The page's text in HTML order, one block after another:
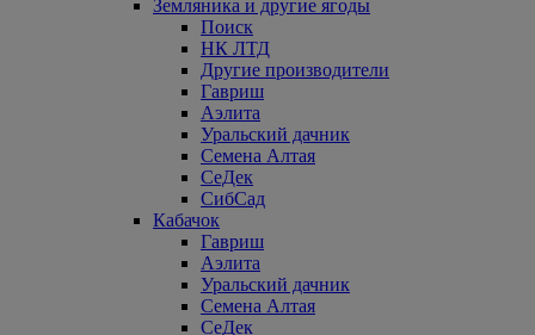
Земляника и другие ягоды
Поиск
НК ЛТД
Другие производители
Гавриш
Аэлита
Уральский дачник
Семена Алтая
СеДек
СибСад
Кабачок
Гавриш
Аэлита
Уральский дачник
Семена Алтая
СеДек